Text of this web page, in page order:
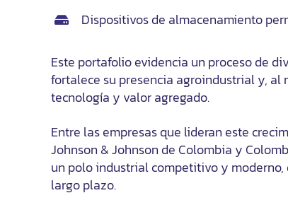
Dispositivos de almacenamiento
Este portafolio evidencia un proceso de
fortalece su presencia agroindustrial y, al
tecnología y valor agregado.
Entre las empresas que lideran este
Johnson & Johnson de Colombia y
un polo industrial competitivo y
largo plazo.